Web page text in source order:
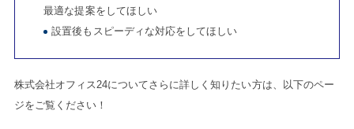
最適な提案をしてほしい
設置後もスピーディな対応をしてほしい
株式会社オフィス24についてさらに詳しく知りたい方は、以下のペー
ジをご覧ください！